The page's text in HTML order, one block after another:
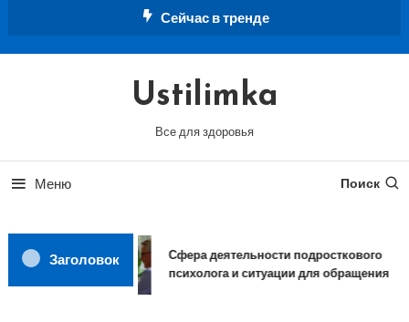
Сейчас в тренде
Ustilimka
Все для здоровья
Меню Поиск
Заголовок
Сфера деятельности подросткового
психолога и ситуации для обращения